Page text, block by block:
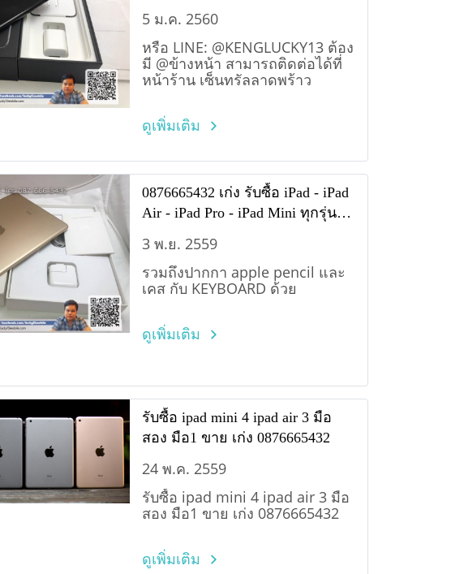
5 ม.ค. 2560
หรือ LINE: @KENGLUCKY13 ต้อง
มี @ข้างหน้า สามารถติดต่อได้ที่
หน้าร้าน เซ็นทรัลลาดพร้าว
ดูเพิ่มเติม
0876665432 เก่ง รับซื้อ iPad - iPad
Air - iPad Pro - iPad Mini ทุกรุ่น
3 พ.ย. 2559
รวมถึงปากกา apple pencil และ
เคส กับ KEYBOARD ด้วย
ดูเพิ่มเติม
รับซื้อ ipad mini 4 ipad air 3 มือ
สอง มือ1 ขาย เก่ง 0876665432
24 พ.ค. 2559
รับซื้อ ipad mini 4 ipad air 3 มือ
สอง มือ1 ขาย เก่ง 0876665432
ดูเพิ่มเติม